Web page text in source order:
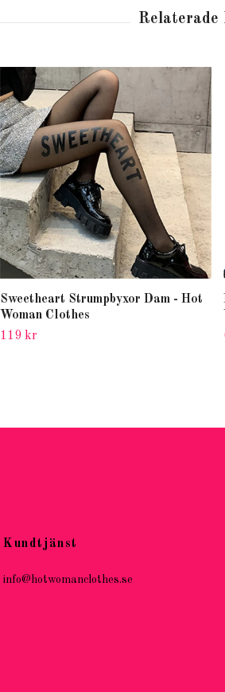
Sweetheart Strumpbyxor Dam - Hot
Woman Clothes
119 kr
Kundtjänst
info@hotwomanclothes.se